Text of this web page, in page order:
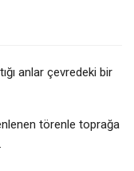
anlar çevredeki bir
törenle toprağa